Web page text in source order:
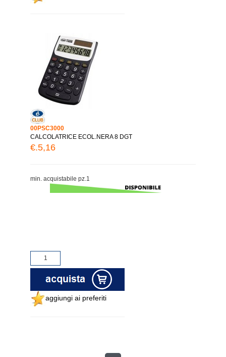
00PSC3000
CALCOLATRICE ECOL.NERA 8 DGT
€.5,16
min. acquistabile pz.1
aggiungi ai preferiti